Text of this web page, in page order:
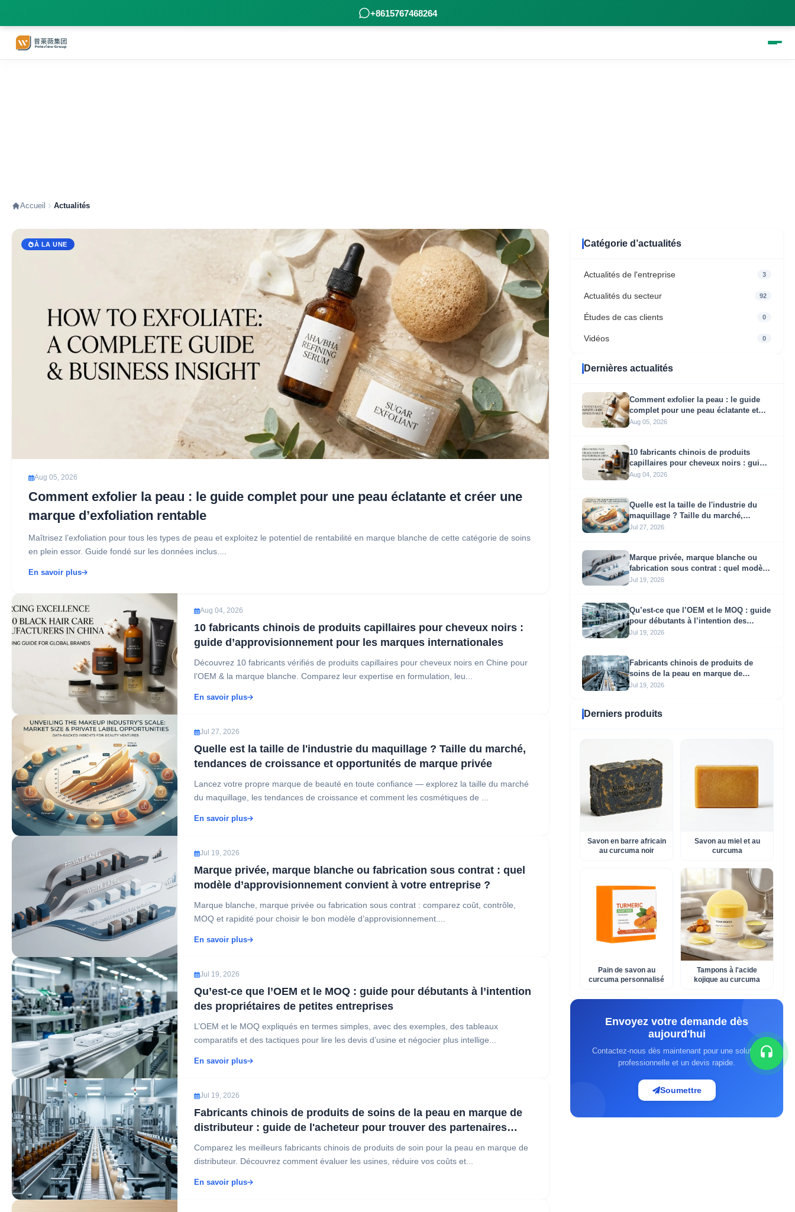
+8615767468264
Accueil Actualités
À LA UNE
Aug 05, 2026
Comment exfolier la peau : le guide complet pour une peau éclatante et créer une
marque d’exfoliation rentable
Maîtrisez l’exfoliation pour tous les types de peau et exploitez le potentiel de rentabilité en marque blanche de cette catégorie de soins
en plein essor. Guide fondé sur les données inclus....
En savoir plus
Aug 04, 2026
10 fabricants chinois de produits capillaires pour cheveux noirs :
guide d’approvisionnement pour les marques internationales
Découvrez 10 fabricants vérifiés de produits capillaires pour cheveux noirs en Chine pour
l’OEM & la marque blanche. Comparez leur expertise en formulation, leu...
En savoir plus
Jul 27, 2026
Quelle est la taille de l'industrie du maquillage ? Taille du marché,
tendances de croissance et opportunités de marque privée
Lancez votre propre marque de beauté en toute confiance — explorez la taille du marché
du maquillage, les tendances de croissance et comment les cosmétiques de ...
En savoir plus
Jul 19, 2026
Marque privée, marque blanche ou fabrication sous contrat : quel
modèle d’approvisionnement convient à votre entreprise ?
Marque blanche, marque privée ou fabrication sous contrat : comparez coût, contrôle,
MOQ et rapidité pour choisir le bon modèle d’approvisionnement....
En savoir plus
Jul 19, 2026
Qu’est-ce que l’OEM et le MOQ : guide pour débutants à l’intention
des propriétaires de petites entreprises
L’OEM et le MOQ expliqués en termes simples, avec des exemples, des tableaux
comparatifs et des tactiques pour lire les devis d’usine et négocier plus intellige...
En savoir plus
Jul 19, 2026
Fabricants chinois de produits de soins de la peau en marque de
distributeur : guide de l'acheteur pour trouver des partenaires
OEM et ODM de confiance
Comparez les meilleurs fabricants chinois de produits de soin pour la peau en marque de
distributeur. Découvrez comment évaluer les usines, réduire vos coûts et...
En savoir plus
Catégorie d’actualités
Actualités de l'entreprise 3
Actualités du secteur 92
Études de cas clients 0
Vidéos 0
Dernières actualités
Comment exfolier la peau : le guide
complet pour une peau éclatante et
créer une marque d’exfoliation
Aug 05, 2026
10 fabricants chinois de produits
capillaires pour cheveux noirs : guide
d’approvisionnement pour les
Aug 04, 2026
Quelle est la taille de l'industrie du
maquillage ? Taille du marché,
tendances de croissance et
Jul 27, 2026
Marque privée, marque blanche ou
fabrication sous contrat : quel modèle
d’approvisionnement convient à votre
Jul 19, 2026
Qu’est-ce que l’OEM et le MOQ : guide
pour débutants à l’intention des
propriétaires de petites entreprises
Jul 19, 2026
Fabricants chinois de produits de
soins de la peau en marque de
distributeur : guide de l'acheteur pour
Jul 19, 2026
Derniers produits
Savon en barre africain
au curcuma noir
Savon au miel et au
curcuma
Pain de savon au
curcuma personnalisé
Tampons à l'acide
kojique au curcuma
Envoyez votre demande dès
aujourd'hui
Contactez-nous dès maintenant pour une solution
professionnelle et un devis rapide.
Soumettre